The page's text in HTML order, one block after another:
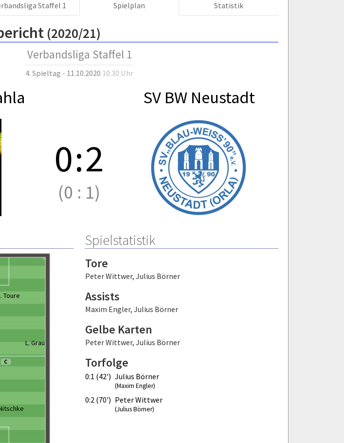
Staffel 1 Spielplan Statistik
(2020/21)
Verbandsliga Staffel 1
4. Spieltag - 11.10.2020 10:30 Uhr
SV BW Neustadt
0:2
(0 : 1)
Toure
L. Grau
C
Spielstatistik
Tore
Peter Wittwer, Julius Börner
Assists
Maxim Engler, Julius Börner
Gelbe Karten
Peter Wittwer, Julius Börner
Torfolge
0:1 (42') Julius Börner
(Maxim Engler)
0:2 (70') Peter Wittwer
(Julius Börner)